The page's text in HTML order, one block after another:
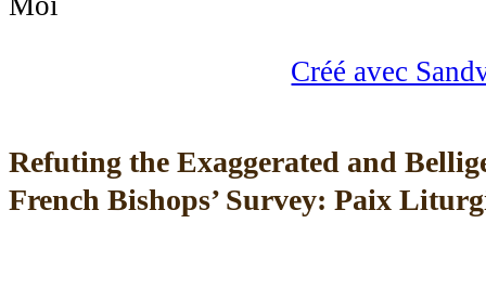
Créé avec
Refuting the Exaggerated and
French Bishops’ Survey: Paix